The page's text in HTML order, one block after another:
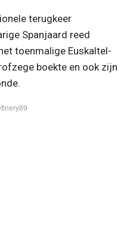
terugkeer
Spanjaard reed
toenmalige Euskaltel-
boekte en ook zijn